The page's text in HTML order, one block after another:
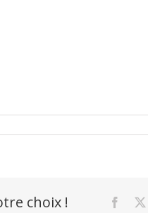
choix !